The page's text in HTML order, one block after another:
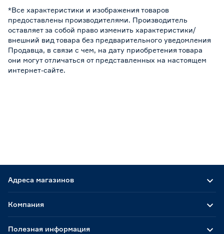
*Все характеристики и изображения товаров
предоставлены производителями. Производитель
оставляет за собой право изменить характеристики/
внешний вид товара без предварительного уведомления
Продавца, в связи с чем, на дату приобретения товара
они могут отличаться от представленных на настоящем
интернет-сайте.
Адреса магазинов
Компания
Полезная информация